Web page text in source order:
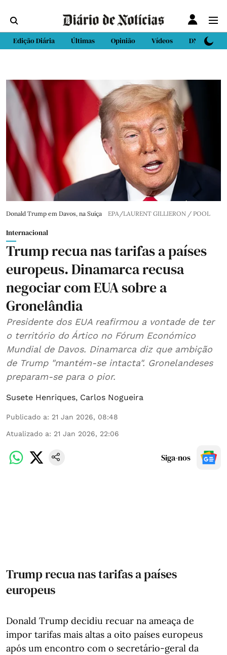
Edição Diária Últimas Opinião Vídeos DN Sport
Donald Trump em Davos, na Suíça EPA/LAURENT GILLIERON / POOL
Internacional
Trump recua nas tarifas a países
europeus. Dinamarca recusa
negociar com EUA sobre a
Gronelândia
Presidente dos EUA reafirmou a vontade de ter
o território do Ártico no Fórum Económico
Mundial de Davos. Dinamarca diz que ambição
de Trump "mantém-se intacta". Gronelandeses
preparam-se para o pior.
Susete Henriques, Carlos Nogueira
Publicado a: 21 Jan 2026, 08:48
Atualizado a: 21 Jan 2026, 22:06
Siga-nos
Trump recua nas tarifas a países
europeus
Donald Trump decidiu recuar na ameaça de
impor tarifas mais altas a oito países europeus
após um encontro com o secretário-geral da